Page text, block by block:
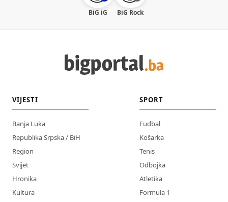
BiG iG BiG Rock
VIJESTI
Banja Luka
Republika Srpska / BiH
Region
Svijet
Hronika
Kultura
SPORT
Fudbal
Košarka
Tenis
Odbojka
Atletika
Formula 1